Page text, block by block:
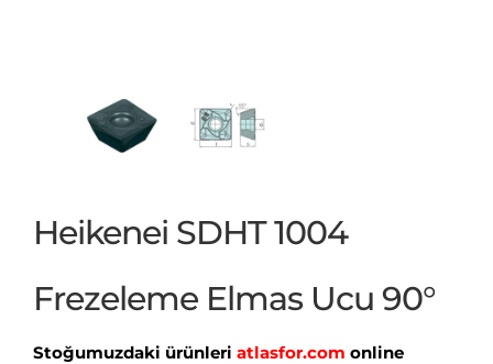
Heikenei SDHT 1004
Frezeleme Elmas Ucu 90°
Stoğumuzdaki ürünleri atlasfor.com online